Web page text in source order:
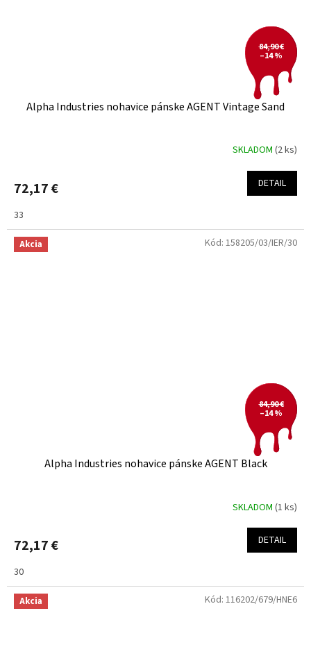
84,90 €
–14 %
Alpha Industries nohavice pánske AGENT Vintage Sand
SKLADOM (2 ks)
72,17 € DETAIL
33
Akcia
84,90 €
–14 %
Alpha Industries nohavice pánske AGENT Black
SKLADOM (1 ks)
72,17 € DETAIL
30
Kód: 158205/03/IER/30
Akcia Kód: 116202/679/HNE6